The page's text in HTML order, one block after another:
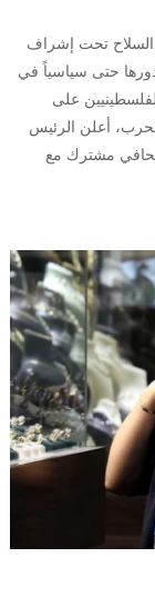
السلاح تحت إشراف
حتى سياسياً في
على
أعلن الرئيس
مشترك مع